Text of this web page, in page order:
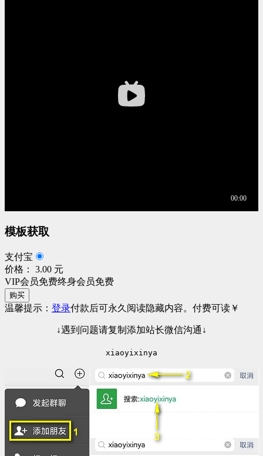
模板获取
支付宝
价格： 3.00 元
VIP会员免费终身会员免费
购买
温馨提示： 登录付款后可永久阅读隐藏内容。 付费可读 ￥
↓遇到问题请复制添加站长微信沟通↓
xiaoyixinya